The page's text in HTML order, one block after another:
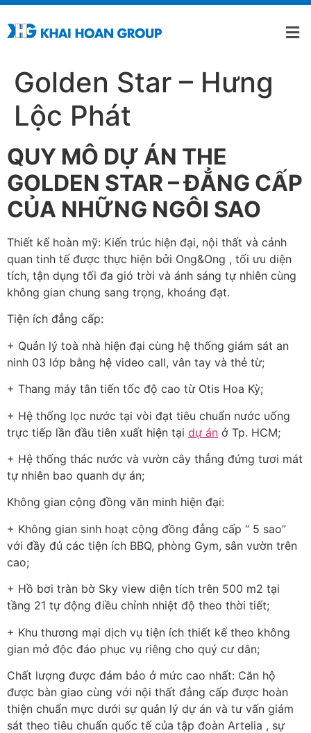
Golden Star – Hưng
Lộc Phát
QUY MÔ DỰ ÁN THE
GOLDEN STAR – ĐẲNG CẤP
CỦA NHỮNG NGÔI SAO
Thiết kế hoàn mỹ: Kiến trúc hiện đại, nội thất và cảnh
quan tinh tế được thực hiện bởi Ong&Ong , tối ưu diện
tích, tận dụng tối đa gió trời và ánh sáng tự nhiên cùng
không gian chung sang trọng, khoáng đạt.
Tiện ích đẳng cấp:
+ Quản lý toà nhà hiện đại cùng hệ thống giám sát an
ninh 03 lớp bằng hệ video call, vân tay và thẻ từ;
+ Thang máy tân tiến tốc độ cao từ Otis Hoa Kỳ;
+ Hệ thống lọc nước tại vòi đạt tiêu chuẩn nước uống
trực tiếp lần đầu tiên xuất hiện tại dự án ở Tp. HCM;
+ Hệ thống thác nước và vườn cây thẳng đứng tươi mát
tự nhiên bao quanh dự án;
Không gian cộng đồng văn minh hiện đại:
+ Không gian sinh hoạt cộng đồng đẳng cấp “ 5 sao”
với đầy đủ các tiện ích BBQ, phòng Gym, sân vườn trên
cao;
+ Hồ bơi tràn bờ Sky view diện tích trên 500 m2 tại
tầng 21 tự động điều chỉnh nhiệt độ theo thời tiết;
+ Khu thương mại dịch vụ tiện ích thiết kế theo không
gian mở độc đáo phục vụ riêng cho quý cư dân;
Chất lượng được đảm bảo ở mức cao nhất: Căn hộ
được bàn giao cùng với nội thất đẳng cấp được hoàn
thiện chuẩn mực dưới sự quản lý dự án và tư vấn giám
sát theo tiêu chuẩn quốc tế của tập đoàn Artelia , sự